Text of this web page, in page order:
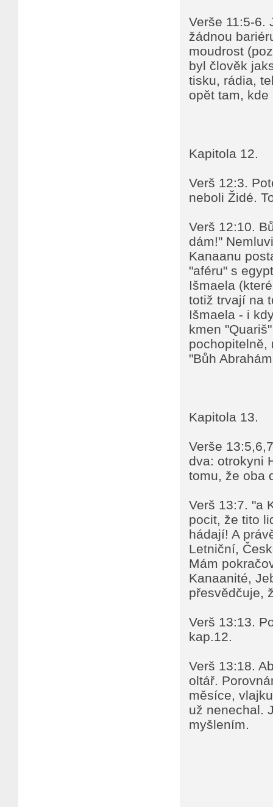
Verše 11:5-6.
žádnou
moudrost
byl člověk
tisku, rádia,
opět tam,
Kapitola 12.
Verš 12:3.
neboli Židé.
Verš 12:10.
dám!"
Kanaanu
"aféru" s
Išmaela
totiž trvají na
Išmaela - i
kmen
pochopitelně,
"Bůh
Kapitola 13.
Verše
dva: otrokyni
tomu, že oba
Verš 13:7. "a
pocit, že tito
hádají! A
Letniční,
Mám
Kanaanité,
přesvědčuje,
Verš 13:13.
kap.12.
Verš 13:18.
oltář.
měsíce,
už nenechal.
myšlením.